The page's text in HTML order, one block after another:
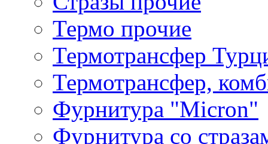
Термо прочие
Термотрансфер
Термотрансфер,
Фурнитура "Micron"
Фурнитура со